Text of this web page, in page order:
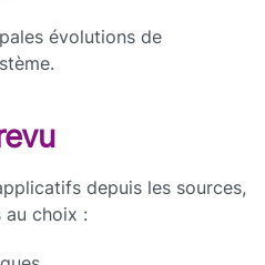
évolutions de
depuis les sources,
au choix :